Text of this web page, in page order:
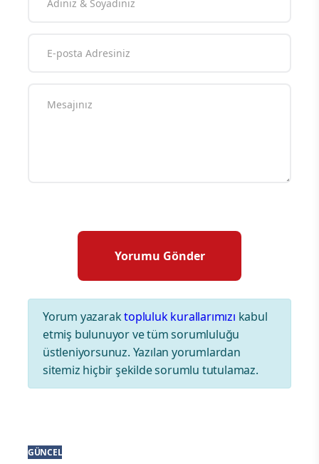
Yorum yazaraktopluluk kurallarımızı kabul
etmiş bulunuyor ve tüm sorumluluğu
üstleniyorsunuz. Yazılan yorumlardan
sitemiz hiçbir şekilde sorumlu tutulamaz.
GÜNCEL